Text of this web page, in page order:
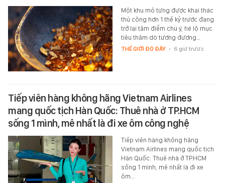
Một khu mỏ từng được khai thác
thủ công hơn 1 thế kỷ trước đang
trở lại tâm điểm chú ý, hé lộ mục
tiêu thăm dò tương đương…
THẾ GIỚI ĐÓ ĐÂY - 6 giờ trước
Tiếp viên hàng không hãng Vietnam Airlines
mang quốc tịch Hàn Quốc: Thuê nhà ở TP.HCM
sống 1 mình, mê nhất là đi xe ôm công nghệ
Tiếp viên hàng không hãng
Vietnam Airlines mang quốc tịch
Hàn Quốc: Thuê nhà ở TP.HCM
sống 1 mình, mê nhất là đi xe
ôm…